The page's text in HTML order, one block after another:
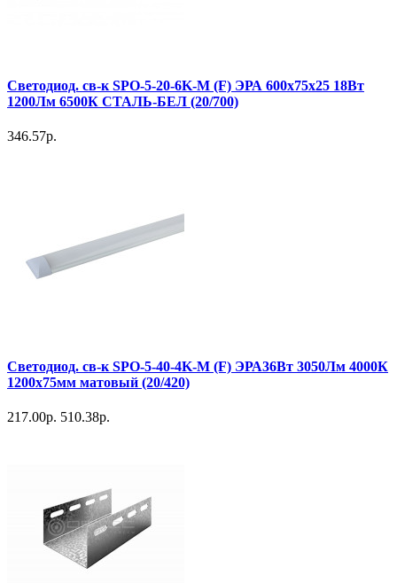
Светодиод. св-к SPO-5-20-6K-M (F) ЭРА 600x75x25 18Вт
1200Лм 6500К СТАЛЬ-БЕЛ (20/700)
346.57р.
Светодиод. св-к SPO-5-40-4K-M (F) ЭРА36Вт 3050Лм 4000К
1200х75мм матовый (20/420)
217.00р. 510.38р.